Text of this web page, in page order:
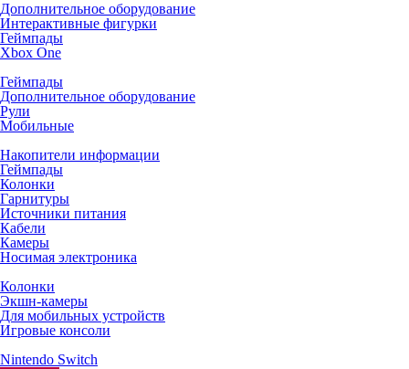
Дополнительное оборудование
Интерактивные фигурки
Геймпады
Xbox One
Геймпады
Дополнительное оборудование
Рули
Мобильные
Накопители информации
Геймпады
Колонки
Гарнитуры
Источники питания
Кабели
Камеры
Носимая электроника
Колонки
Экшн-камеры
Для мобильных устройств
Игровые консоли
Nintendo Switch